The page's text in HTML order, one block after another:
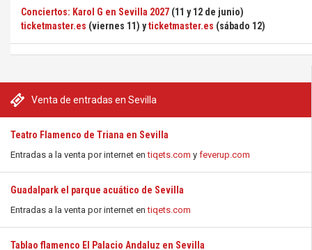
Venta de entradas en Sevilla
Teatro Flamenco de Triana en Sevilla
Entradas a la venta por internet entiqets.com y feverup.com
Guadalpark el parque acuático de Sevilla
Entradas a la venta por internet entiqets.com
Tablao flamenco El Palacio Andaluz en Sevilla
Conciertos: Karol G en Sevilla 2027 (11 y 12 de junio)
ticketmaster.es (viernes 11) yticketmaster.es (sábado 12)